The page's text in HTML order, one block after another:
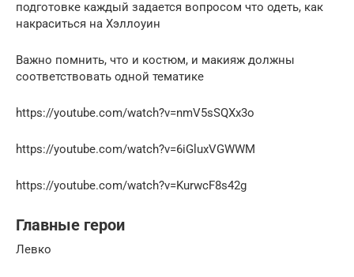
подготовке каждый задается вопросом что одеть, как
накраситься на Хэллоуин
Важно помнить, что и костюм, и макияж должны
соответствовать одной тематике
https://youtube.com/watch?v=nmV5sSQXx3o
https://youtube.com/watch?v=6iGluxVGWWM
https://youtube.com/watch?v=KurwcF8s42g
Главные герои
Левко